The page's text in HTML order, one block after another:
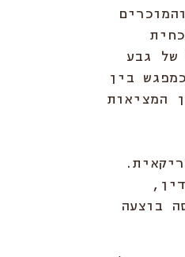
של גבע
בין
תחילת שנות ה־70 לבין המציאות
כותנה אמריקאית.
בוצעה